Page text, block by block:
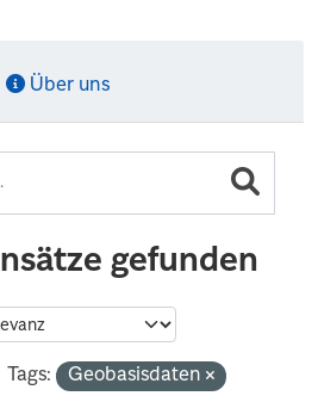
Über uns
gefunden
Tags:
Geobasisdaten